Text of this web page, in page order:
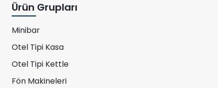
Ürün Grupları
Minibar
Otel Tipi Kasa
Otel Tipi Kettle
Fön Makineleri